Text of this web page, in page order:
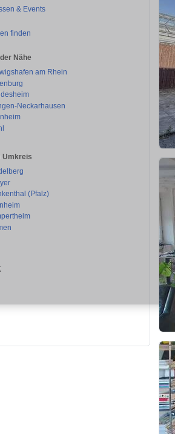
& Events
finden
Nähe
am Rhein
Neckarhausen
Umkreis
(Pfalz)